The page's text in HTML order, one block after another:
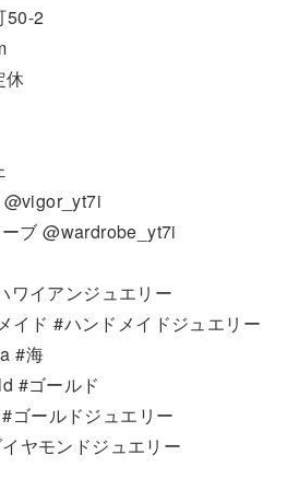
50-2
休
ブ @wardrobe_yt7i
イアンジュエリー
イド #ハンドメイドジュエリー
#海
#ゴールド
ゴールドジュエリー
ヤモンドジュエリー